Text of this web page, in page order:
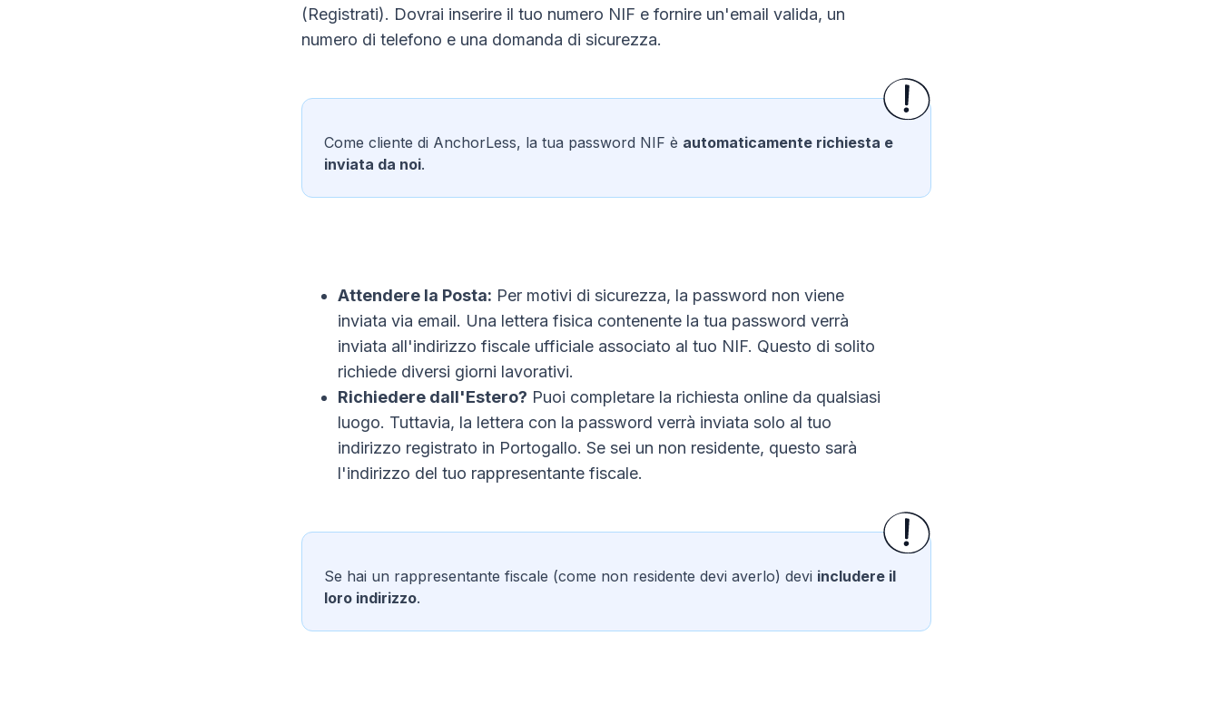
(Registrati). Dovrai inserire il tuo numero NIF e fornire un'email valida, un
numero di telefono e una domanda di sicurezza.
Come cliente di AnchorLess, la tua password NIF è automaticamente richiesta e
inviata da noi.
Attendere la Posta: Per motivi di sicurezza, la password non viene
inviata via email. Una lettera fisica contenente la tua password verrà
inviata all'indirizzo fiscale ufficiale associato al tuo NIF. Questo di solito
richiede diversi giorni lavorativi.
Richiedere dall'Estero? Puoi completare la richiesta online da qualsiasi
luogo. Tuttavia, la lettera con la password verrà inviata solo al tuo
indirizzo registrato in Portogallo. Se sei un non residente, questo sarà
l'indirizzo del tuo rappresentante fiscale.
Se hai un rappresentante fiscale (come non residente devi averlo) devi includere il
loro indirizzo.